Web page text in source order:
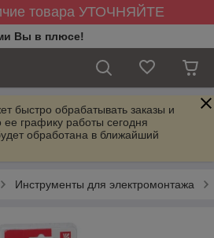
товара УТОЧНЯЙТЕ
Вы в плюсе!
быстро обрабатывать заказы и
графику работы сегодня
обработана в ближайший
Инструменты для электромонтажа